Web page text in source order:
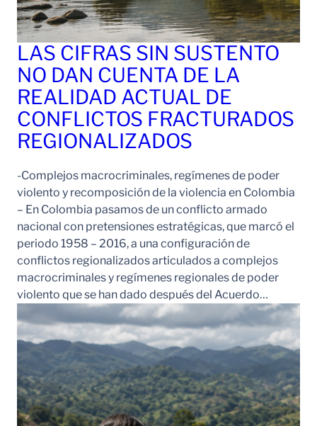
LAS CIFRAS SIN SUSTENTO
NO DAN CUENTA DE LA
REALIDAD ACTUAL DE
CONFLICTOS FRACTURADOS
REGIONALIZADOS
-Complejos macrocriminales, regímenes de poder
violento y recomposición de la violencia en Colombia
– En Colombia pasamos de un conflicto armado
nacional con pretensiones estratégicas, que marcó el
periodo 1958 – 2016, a una configuración de
conflictos regionalizados articulados a complejos
macrocriminales y regímenes regionales de poder
violento que se han dado después del Acuerdo…